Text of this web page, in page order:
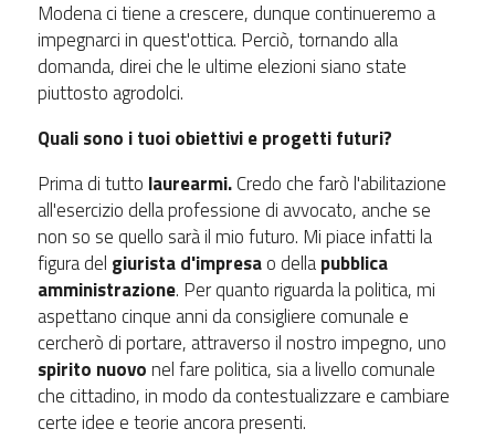
Modena ci tiene a crescere, dunque continueremo a
impegnarci in quest'ottica. Perciò, tornando alla
domanda, direi che le ultime elezioni siano state
piuttosto agrodolci.
Quali sono i tuoi obiettivi e progetti futuri?
Prima di tutto laurearmi.Credo che farò l'abilitazione
all'esercizio della professione di avvocato, anche se
non so se quello sarà il mio futuro. Mi piace infatti la
figura del giurista d'impresao dellapubblica
amministrazione. Per quanto riguarda la politica, mi
aspettano cinque anni da consigliere comunale e
cercherò di portare, attraverso il nostro impegno, uno
spirito nuovonel fare politica, sia a livello comunale
che cittadino, in modo da contestualizzare e cambiare
certe idee e teorie ancora presenti.